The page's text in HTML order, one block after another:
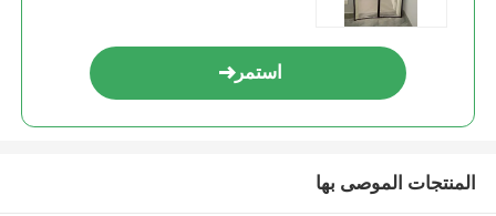
استمر
المنتجات الموصى بها